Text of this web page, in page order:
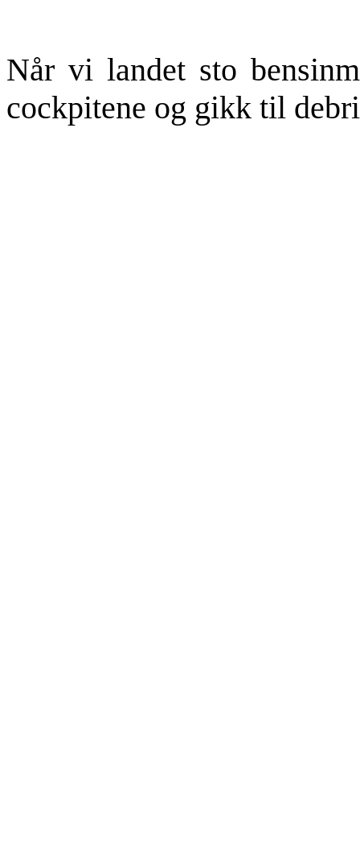
Når vi landet sto
cockpitene og gikk til